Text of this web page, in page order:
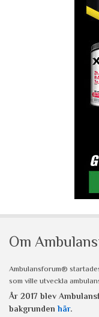
Om
Ambulansforum®
som ville utveckla
År 2017 blev
bakgrunden här.